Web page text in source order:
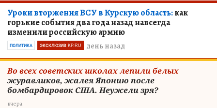
Уроки вторжения ВСУ в Курскую область:как
горькие события два года назад навсегда
изменили российскую армию
день назад
ПОЛИТИКА ЭКСКЛЮЗИВ KP.RU
Во всех советских школах лепили белых
журавликов, жалея Японию после
бомбардировок США. Неужели зря?
вчера